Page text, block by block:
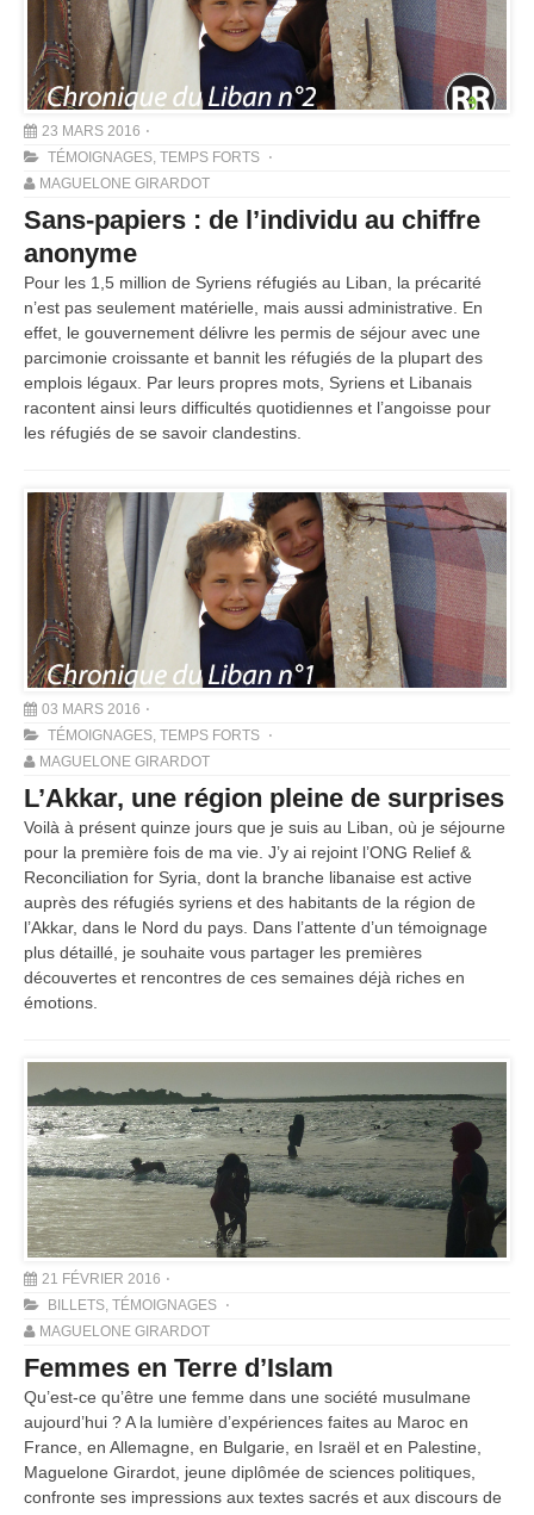
23 MARS 2016
TÉMOIGNAGES, TEMPS FORTS
MAGUELONE GIRARDOT
Sans-papiers : de l’individu au chiffre
anonyme
Pour les 1,5 million de Syriens réfugiés au Liban, la précarité
n’est pas seulement matérielle, mais aussi administrative. En
effet, le gouvernement délivre les permis de séjour avec une
parcimonie croissante et bannit les réfugiés de la plupart des
emplois légaux. Par leurs propres mots, Syriens et Libanais
racontent ainsi leurs difficultés quotidiennes et l’angoisse pour
les réfugiés de se savoir clandestins.
03 MARS 2016
TÉMOIGNAGES, TEMPS FORTS
MAGUELONE GIRARDOT
L’Akkar, une région pleine de surprises
Voilà à présent quinze jours que je suis au Liban, où je séjourne
pour la première fois de ma vie. J’y ai rejoint l’ONG Relief &
Reconciliation for Syria, dont la branche libanaise est active
auprès des réfugiés syriens et des habitants de la région de
l’Akkar, dans le Nord du pays. Dans l’attente d’un témoignage
plus détaillé, je souhaite vous partager les premières
découvertes et rencontres de ces semaines déjà riches en
émotions.
21 FÉVRIER 2016
BILLETS, TÉMOIGNAGES
MAGUELONE GIRARDOT
Femmes en Terre d’Islam
Qu’est-ce qu’être une femme dans une société musulmane
aujourd’hui ? A la lumière d’expériences faites au Maroc en
France, en Allemagne, en Bulgarie, en Israël et en Palestine,
Maguelone Girardot, jeune diplômée de sciences politiques,
confronte ses impressions aux textes sacrés et aux discours de